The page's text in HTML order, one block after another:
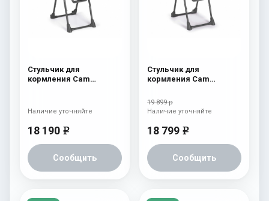
Стульчик для
кормления Cam
18 190 e
Сообщить
Наличие уточняйте
Стульчик для
кормления Cam
мятный
19 899 р
18 799 e
Сообщить
Наличие уточняйте